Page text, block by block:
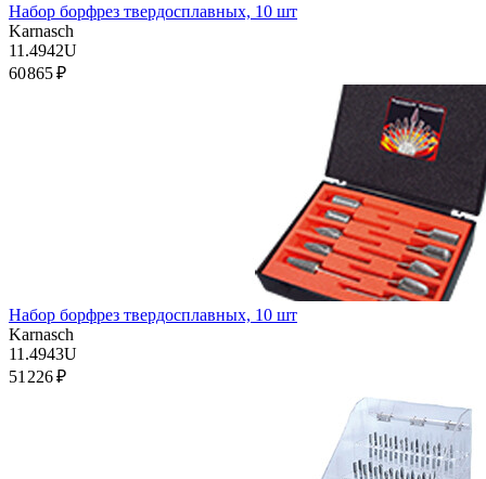
Набор борфрез твердосплавных, 10 шт
Karnasch
11.4942U
60 865 ₽
Набор борфрез твердосплавных, 10 шт
Karnasch
11.4943U
51 226 ₽